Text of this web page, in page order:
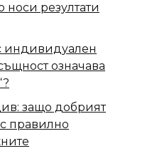
носи резултати
индивидуален
означава
защо добрият
с правилно